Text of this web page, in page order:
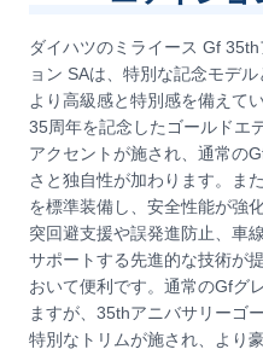
ダイハツのミライース Gf
ョン SAは、特別な記念モデ
より高級感と特別感を備えてい
35周年を記念したゴールドエ
アクセントが施され、通常の
さと独自性が加わります。ま
を標準装備し、安全性能が強
突回避支援や誤発進防止、車
サポートする先進的な技術が
おいて便利です。通常のGfグ
ますが、35thアニバサリーゴ
特別なトリムが施され、より